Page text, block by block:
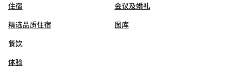
住宿
精选品质住宿
餐饮
体验
会议及婚礼
图库